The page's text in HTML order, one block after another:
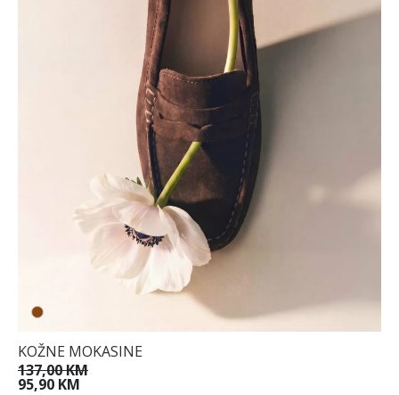
KOŽNE MOKASINE
137,00 KM
95,90 KM